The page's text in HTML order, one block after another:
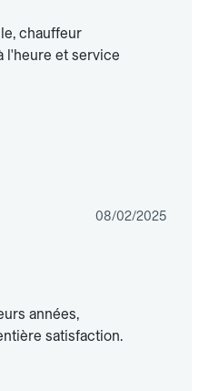
chauffeur
l'heure et service
08/02/2025
années,
satisfaction.